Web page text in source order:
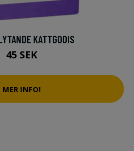
KATTGODIS
45 SEK
MER INFO!